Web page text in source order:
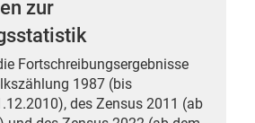
zur
Fortschreibungsergebnisse
1987 (bis
des Zensus 2011 (ab